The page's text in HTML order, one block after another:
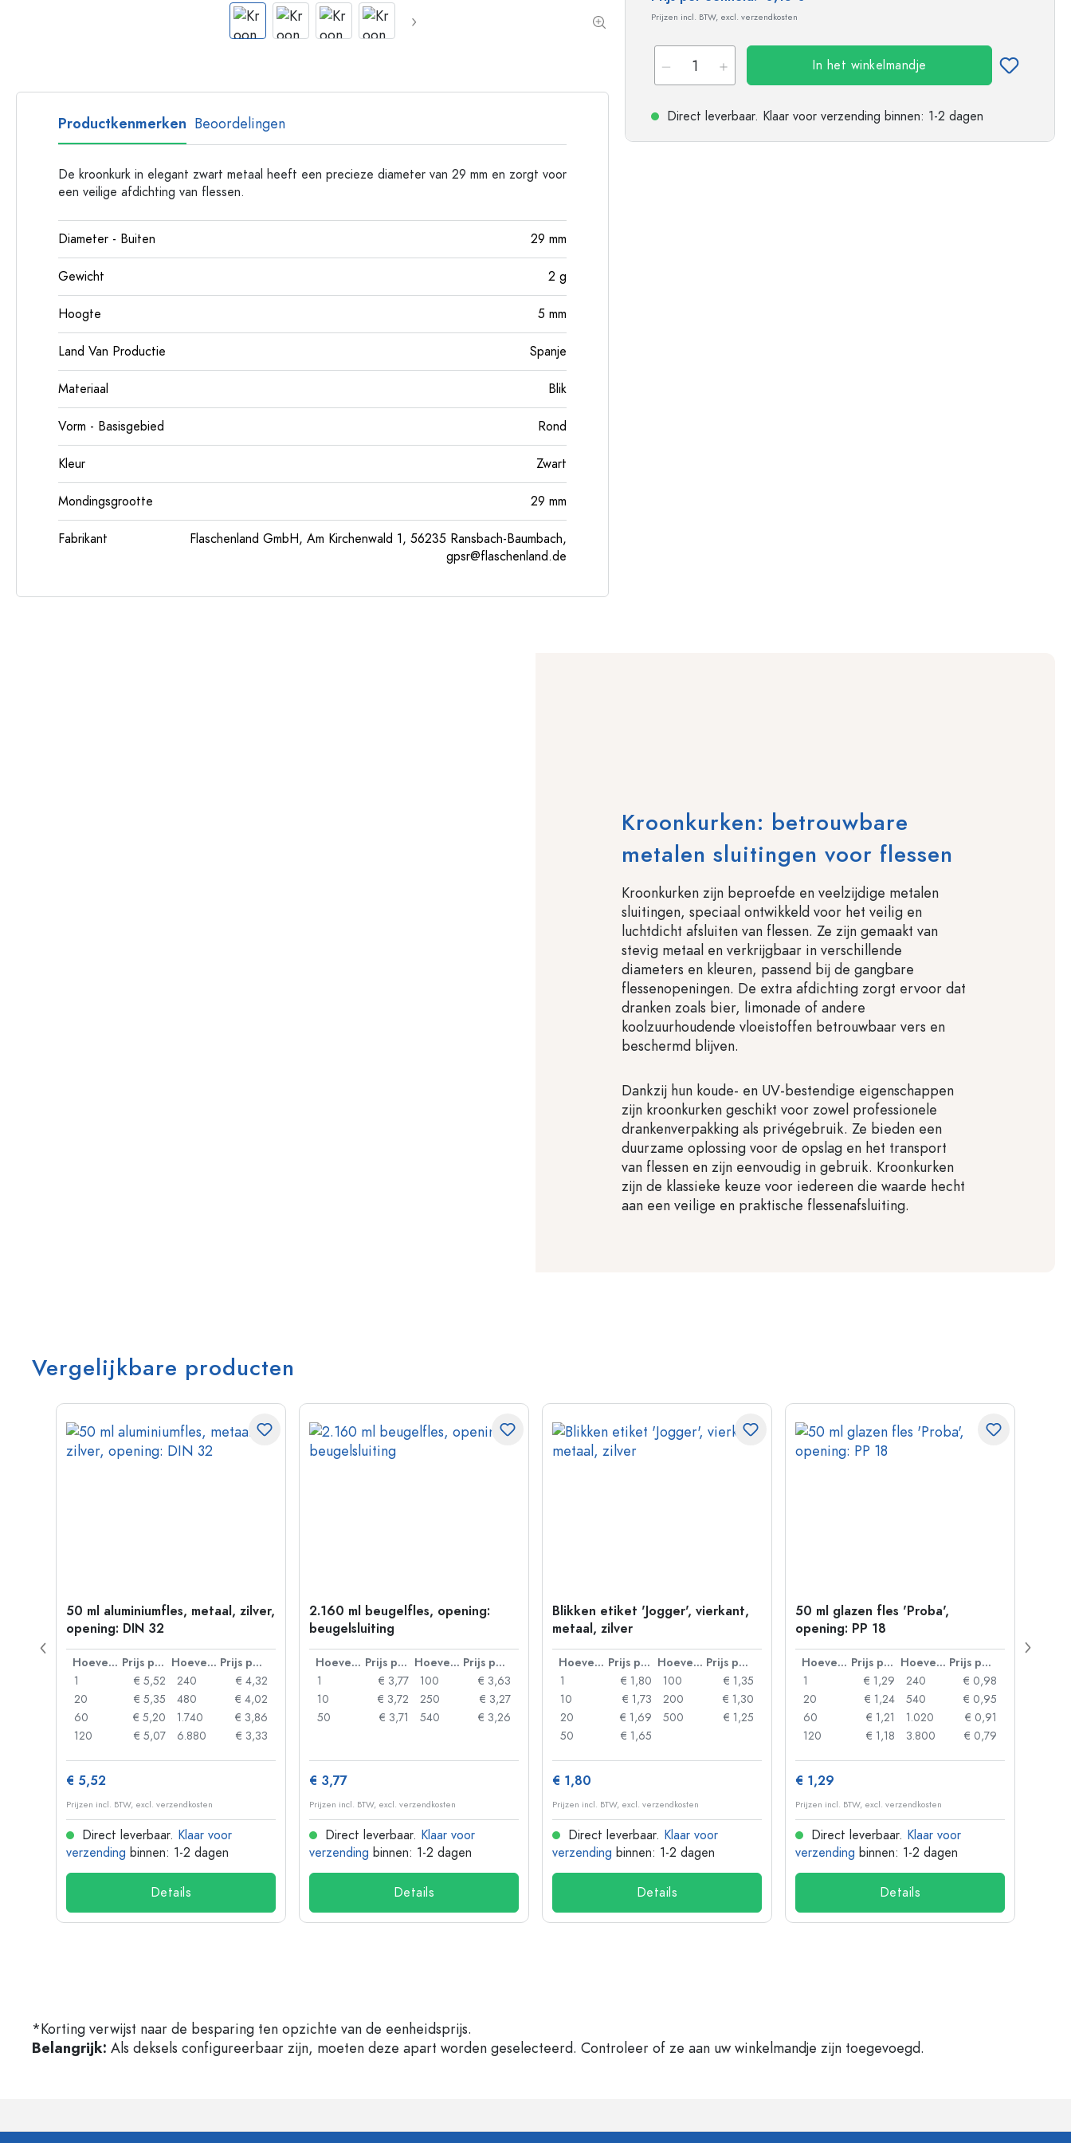
Glazen flessen met hengsel
Flessen met lange hals
Polygonale flessen
Gistingsflessen & Mandflessen
Flessen per materiaal
Glazen flessen
Plastic flessen
Prijzen incl. BTW, excl. verzendkosten
In het winkelmandje
Direct leverbaar. Klaar voor verzending binnen: 1-2 dagen
Productkenmerken Beoordelingen
De kroonkurk in elegant zwart metaal heeft een precieze diameter van 29 mm en zorgt voor
een veilige afdichting van flessen.
Diameter - Buiten 29 mm
Gewicht 2 g
Hoogte 5 mm
Land Van Productie Spanje
Materiaal Blik
Vorm - Basisgebied Rond
Kleur Zwart
Mondingsgrootte 29 mm
Fabrikant
Flaschenland GmbH, Am Kirchenwald 1, 56235 Ransbach-Baumbach,
gpsr@flaschenland.de
Kroonkurken: betrouwbare
metalen sluitingen voor flessen
Kroonkurken zijn beproefde en veelzijdige metalen
sluitingen, speciaal ontwikkeld voor het veilig en
luchtdicht afsluiten van flessen. Ze zijn gemaakt van
stevig metaal en verkrijgbaar in verschillende
diameters en kleuren, passend bij de gangbare
flessenopeningen. De extra afdichting zorgt ervoor dat
dranken zoals bier, limonade of andere
koolzuurhoudende vloeistoffen betrouwbaar vers en
beschermd blijven.
Dankzij hun koude- en UV-bestendige eigenschappen
zijn kroonkurken geschikt voor zowel professionele
drankenverpakking als privégebruik. Ze bieden een
duurzame oplossing voor de opslag en het transport
van flessen en zijn eenvoudig in gebruik. Kroonkurken
zijn de klassieke keuze voor iedereen die waarde hecht
aan een veilige en praktische flessenafsluiting.
Vergelijkbare producten
50 ml aluminiumfles, metaal, zilver,
opening: DIN 32
Hoeveelheid Prijs per eenheid Hoeveelheid
Prijs per eenheid
1
€ 5,52
20
€ 5,35
60
€ 5,20
120
€ 5,07
240
€ 4,32
480
€ 4,02
1.740
€ 3,86
6.880
€ 3,33
€ 5,52
Prijzen incl. BTW, excl. verzendkosten
Direct leverbaar. Klaar voor
verzending binnen: 1-2 dagen
Details
2.160 ml beugelfles, opening:
beugelsluiting
Hoeveelheid Prijs per eenheid Hoeveelheid
Prijs per eenheid
1
€ 3,77
10
€ 3,72
50
€ 3,71
100
€ 3,63
250
€ 3,27
540
€ 3,26
€ 3,77
Prijzen incl. BTW, excl. verzendkosten
Direct leverbaar. Klaar voor
verzending binnen: 1-2 dagen
Details
Blikken etiket 'Jogger', vierkant,
metaal, zilver
Hoeveelheid Prijs per eenheid Hoeveelheid
Prijs per eenheid
1
€ 1,80
10
€ 1,73
20
€ 1,69
50
€ 1,65
100
€ 1,35
200
€ 1,30
500
€ 1,25
€ 1,80
Prijzen incl. BTW, excl. verzendkosten
Direct leverbaar. Klaar voor
verzending binnen: 1-2 dagen
Details
50 ml glazen fles 'Proba',
opening: PP 18
Hoeveelheid Prijs per eenheid Hoeveelheid
Prijs per eenheid
1
€ 1,29
20
€ 1,24
60
€ 1,21
120
€ 1,18
240
€ 0,98
540
€ 0,95
1.020
€ 0,91
3.800
€ 0,79
€ 1,29
Prijzen incl. BTW, excl. verzendkosten
Direct leverbaar. Klaar voor
verzending binnen: 1-2 dagen
Details
*Korting verwijst naar de besparing ten opzichte van de eenheidsprijs.
Belangrijk: Als deksels configureerbaar zijn, moeten deze apart worden geselecteerd. Controleer of ze aan uw winkelmandje zijn toegevoegd.